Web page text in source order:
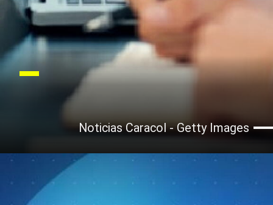
Noticias Caracol - Getty Images